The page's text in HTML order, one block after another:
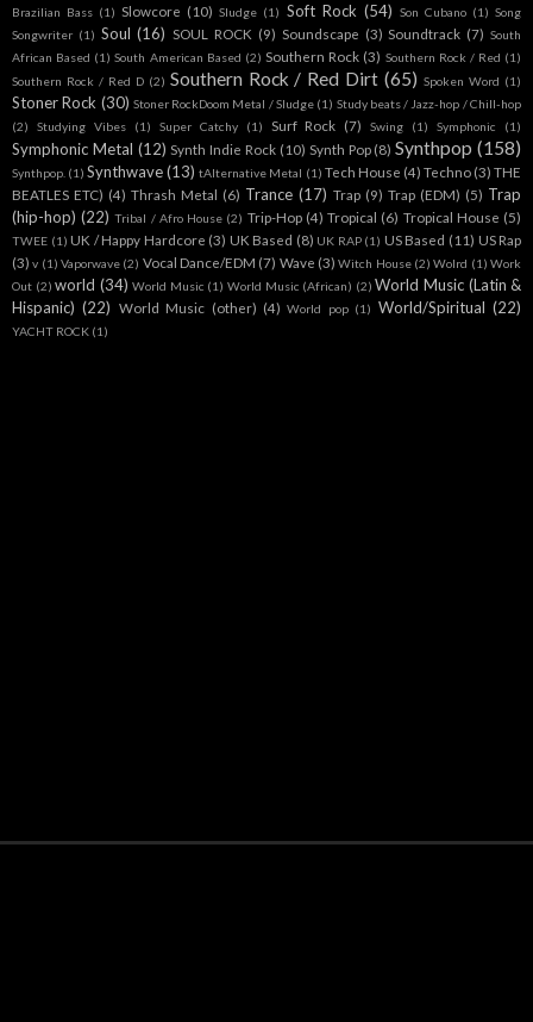
Brazilian Bass (1) Slowcore (10) Sludge (1) Soft Rock (54) Son Cubano (1) Song
Songwriter (1) Soul (16) SOUL ROCK (9) Soundscape (3) Soundtrack (7) South
African Based (1) South American Based (2) Southern Rock (3) Southern Rock / Red (1)
Southern Rock / Red D (2) Southern Rock / Red Dirt (65) Spoken Word (1)
Stoner Rock (30) Stoner RockDoom Metal / Sludge (1) Study beats / Jazz-hop / Chill-hop
(2)
Studying Vibes (1) Super Catchy (1) Surf Rock (7) Swing (1) Symphonic (1)
Symphonic Metal (12) Synth Indie Rock (10) Synth Pop (8) Synthpop (158)
Synthpop. (1) Synthwave (13) tAlternative Metal (1) Tech House (4) Techno (3) THE
BEATLES ETC) (4) Thrash Metal (6) Trance (17) Trap (9) Trap (EDM) (5) Trap
(hip-hop) (22) Tribal / Afro House (2) Trip-Hop (4) Tropical (6) Tropical House (5)
TWEE (1) UK / Happy Hardcore (3) UK Based (8) UK RAP (1) US Based (11) US Rap
(3) v (1) Vaporwave (2) Vocal Dance/EDM (7) Wave (3) Witch House (2) Wolrd (1) Work
Out (2) world (34) World Music (1) World Music (African) (2) World Music (Latin &
Hispanic) (22) World Music (other) (4) World pop (1) World/Spiritual (22)
YACHT ROCK (1)